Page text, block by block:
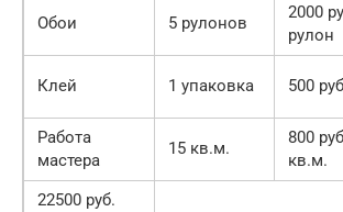
Обои 5 рулонов
2000
рулон
Клей 1 упаковка 500
Работа
мастера
15 кв.м.
800
кв.м.
22500 руб.